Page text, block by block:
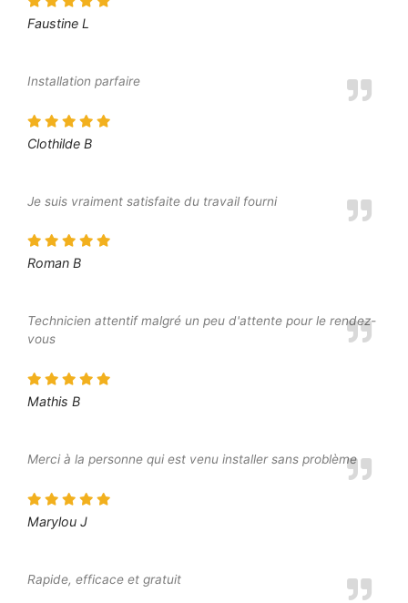
Faustine L
Installation parfaire
Clothilde B
Je suis vraiment satisfaite du travail fourni
Roman B
Technicien attentif malgré un peu d'attente pour le rendez-
vous
Mathis B
Merci à la personne qui est venu installer sans problème
Marylou J
Rapide, efficace et gratuit